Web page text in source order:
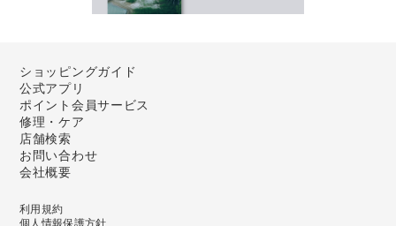
ショッピングガイド
公式アプリ
ポイント会員サービス
修理・ケア
店舗検索
お問い合わせ
会社概要
利用規約